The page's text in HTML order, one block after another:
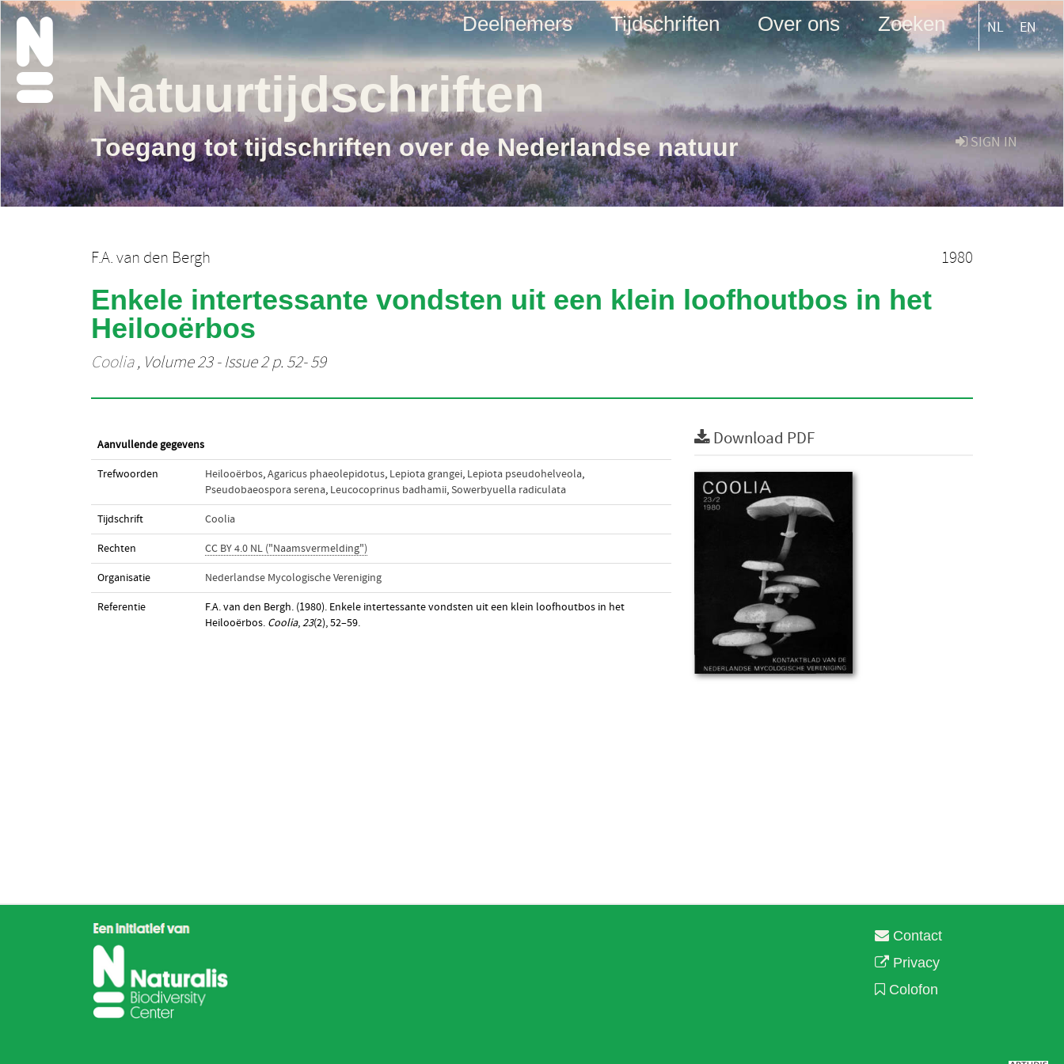
Deelnemers Tijdschriften Over ons Zoeken NL EN
SIGN IN
Natuurtijdschriften
Toegang tot tijdschriften over de Nederlandse natuur
F.A. van den Bergh 1980
Enkele intertessante vondsten uit een klein loofhoutbos in het
Heilooërbos
Coolia, Volume 23 - Issue 2 p. 52- 59
Aanvullende gegevens
Trefwoorden Heilooërbos,Agaricus phaeolepidotus, Lepiota grangei, Lepiota pseudohelveola,
Pseudobaeospora serena, Leucocoprinus badhamii,Sowerbyuella radiculata
Tijdschrift Coolia
Rechten CC BY 4.0 NL ("Naamsvermelding")
Organisatie Nederlandse Mycologische Vereniging
Referentie
F.A. van den Bergh. (1980). Enkele intertessante vondsten uit een klein loofhoutbos in het
Heilooërbos. Coolia,23(2), 52–59.
Download PDF
Contact
Privacy
Colofon